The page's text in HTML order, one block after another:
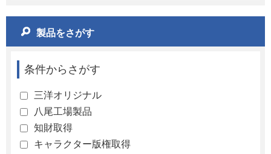
製品をさがす
条件からさがす
三洋オリジナル
八尾工場製品
知財取得
キャラクター版権取得